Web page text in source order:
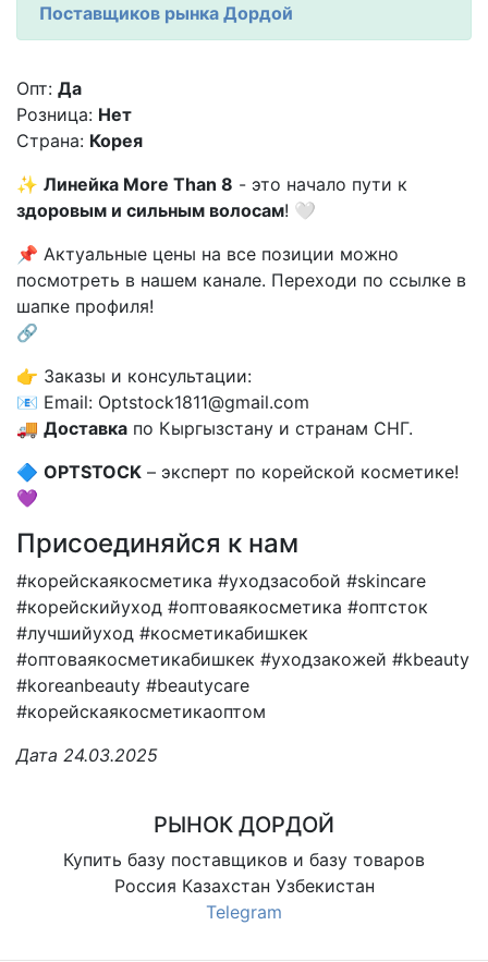
Поставщиков рынка Дордой
Опт: Да
Розница: Нет
Страна: Корея
✨ Линейка More Than 8 - это начало пути к
здоровым и сильным волосам! 🤍
📌 Актуальные цены на все позиции можно
посмотреть в нашем канале. Переходи по ссылке в
шапке профиля!
🔗
👉 Заказы и консультации:
📧 Email: Optstock1811@gmail.com
🚚 Доставка по Кыргызстану и странам СНГ.
🔷 OPTSTOCK – эксперт по корейской косметике!
💜
Присоединяйся к нам
#корейскаякосметика #уходзасобой #skincare
#корейскийуход #оптоваякосметика #оптсток
#лучшийуход #косметикабишкек
#оптоваякосметикабишкек #уходзакожей #kbeauty
#koreanbeauty #beautycare
#корейскаякосметикаоптом
Дата 24.03.2025
РЫНОК ДОРДОЙ
Купить базу поставщиков и базу товаров
Россия Казахстан Узбекистан
Telegram